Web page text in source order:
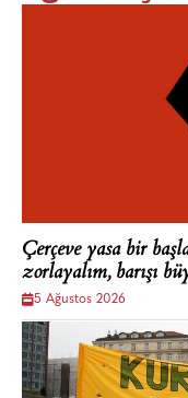
Çerçeve yasa bir
zorlayalım, barışı
5 Ağustos 2026